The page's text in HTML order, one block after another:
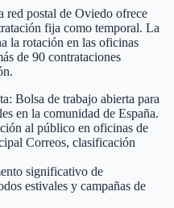
red postal de Oviedo ofrece
fija como temporal. La
la rotación en las oficinas
de 90 contrataciones
Bolsa de trabajo abierta para
en la comunidad de España.
al público en oficinas de
Correos, clasificación
significativo de
estivales y campañas de